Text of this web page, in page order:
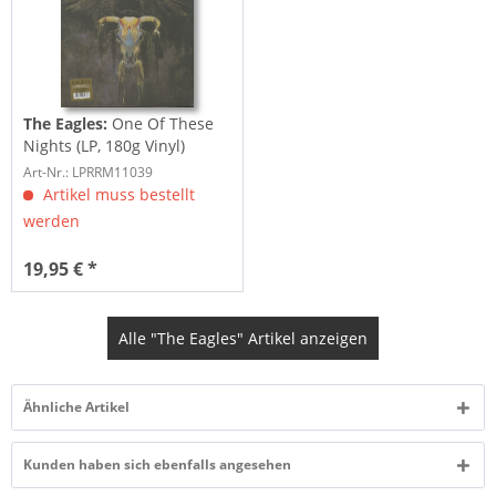
The Eagles: One Of These
Nights (LP, 180g Vinyl)
Art-Nr.: LPRRM11039
Artikel muss bestellt
werden
19,95 € *
Alle "The Eagles" Artikel anzeigen
Ähnliche Artikel
Kunden haben sich ebenfalls angesehen